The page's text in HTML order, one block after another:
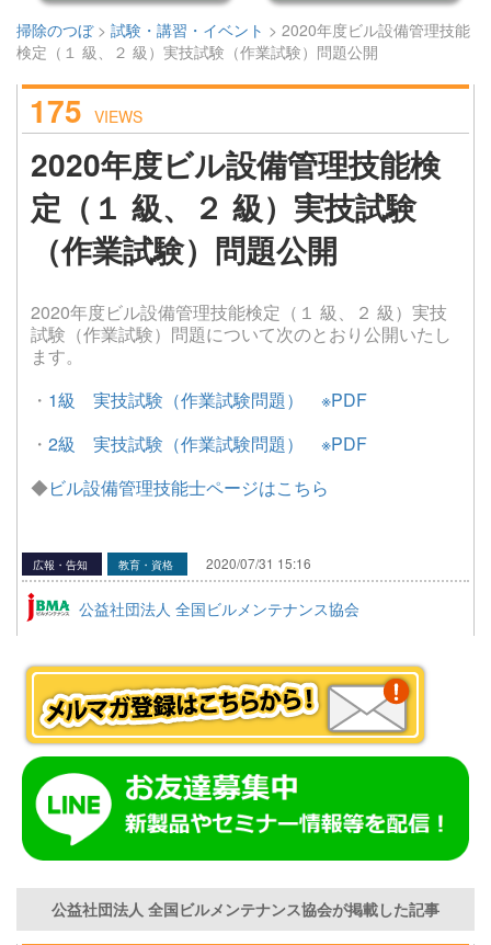
掃除のつぼ> 試験・講習・イベント > 2020年度ビル設備管理技能
検定（１ 級、２ 級）実技試験（作業試験）問題公開
175 VIEWS
2020年度ビル設備管理技能検
定（１ 級、２ 級）実技試験
（作業試験）問題公開
2020年度ビル設備管理技能検定（１ 級、２ 級）実技
試験（作業試験）問題について次のとおり公開いたし
ます。
・ 1級 実技試験（作業試験問題） ※PDF
・ 2級 実技試験（作業試験問題） ※PDF
◆ビル設備管理技能士ページはこちら
広報・告知 教育・資格 2020/07/31 15:16
公益社団法人 全国ビルメンテナンス協会
公益社団法人 全国ビルメンテナンス協会が掲載した記事